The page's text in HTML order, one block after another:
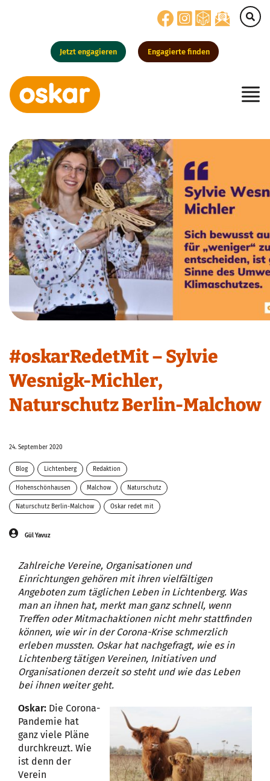
Jetzt engagieren Engagierte finden
Hauptnavigation
#oskarRedetMit – Sylvie
Wesnigk-Michler,
Naturschutz Berlin-Malchow
24. September 2020
Blog Lichtenberg Redaktion
Hohenschönhausen Malchow Naturschutz
Naturschutz Berlin-Malchow Oskar redet mit
Gül Yavuz
Zahlreiche Vereine, Organisationen und
Einrichtungen gehören mit ihren vielfältigen
Angeboten zum täglichen Leben in Lichtenberg. Was
man an ihnen hat, merkt man ganz schnell, wenn
Treffen oder Mitmachaktionen nicht mehr stattfinden
können, wie wir in der Corona-Krise schmerzlich
erleben mussten. Oskar hat nachgefragt, wie es in
Lichtenberg tätigen Vereinen, Initiativen und
Organisationen derzeit so steht und wie das Leben
bei ihnen weiter geht.
Oskar: Die Corona-
Pandemie hat
ganz viele Pläne
durchkreuzt. Wie
ist denn der
Verein